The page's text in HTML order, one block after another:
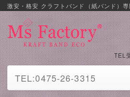
激安・格安 クラフトバンド（紙バンド）
TEL
TEL:0475-26-3315